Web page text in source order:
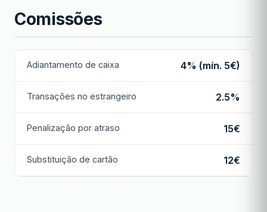
Comissões
Adiantamento de caixa 4% (mín. 5€)
Transações no estrangeiro 2.5%
Penalização por atraso 15€
Substituição de cartão 12€